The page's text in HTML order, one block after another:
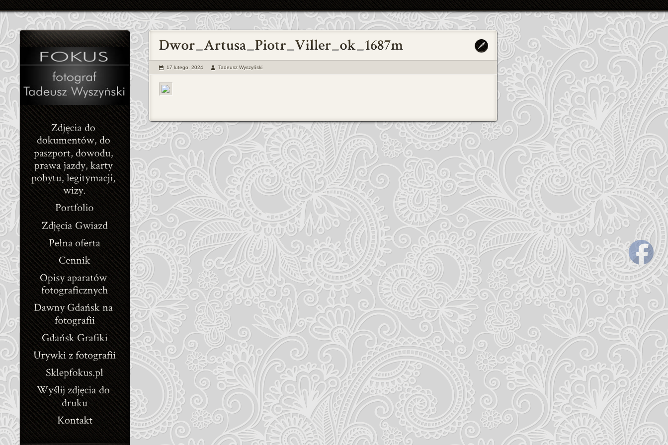
17 lutego, 2024 Tadeusz Wyszyński